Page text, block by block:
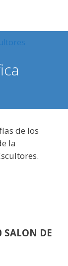
de los
la
SALON DE